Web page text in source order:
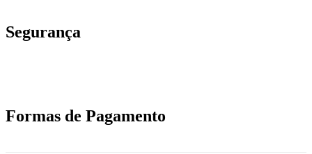
Segurança
Formas de Pagamento